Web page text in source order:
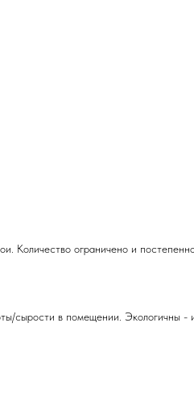
Количество ограничено и
сырости в помещении. Экологичны -